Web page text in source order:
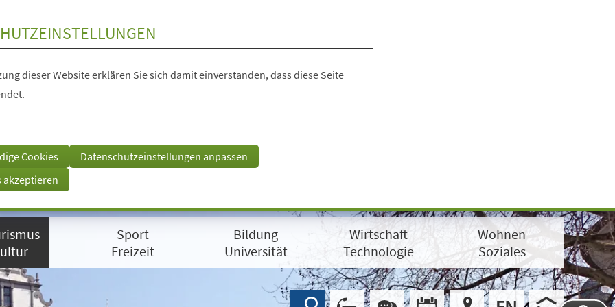
dieser Website erklären Sie sich damit einverstanden, dass diese Seite
Cookies
Datenschutzeinstellungen anpassen
akzeptieren
Sport
Freizeit
Bildung
Universität
Wirtschaft
Technologie
Wohnen
Soziales